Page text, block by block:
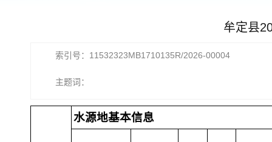
牟定县
索引号：11532323MB1710135R/2026-00004
主题词：
水源地基本信息